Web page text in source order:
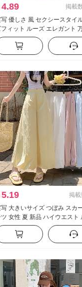
4.89 掲載
優しさ 風 セクシースタイ
フィット ルーズ エレガント
レース ニット ブラウス キャ
5.19 掲載
大きいサイズ つぼみ スカ
ツ 女性 夏 新品 ハイウエスト
ィット スリム効果 垂 感 バル
カジュアル ワイドパンツ